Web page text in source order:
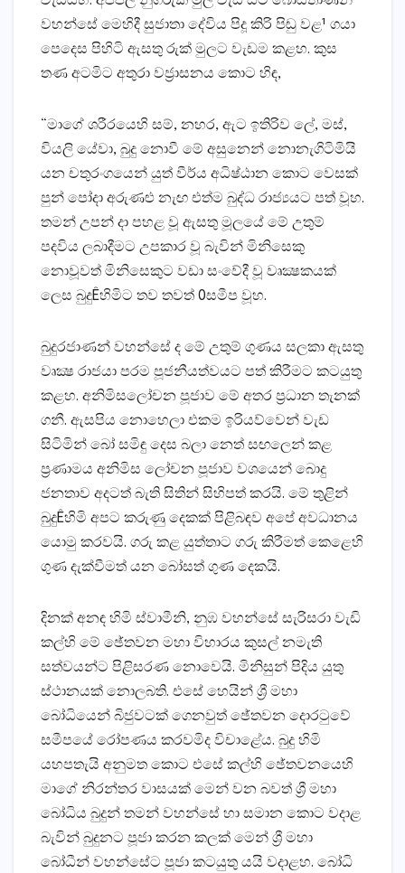
වහන්සේ මෙහිදී සුජාතා දේවිය පිදූ කිරි පිඬු වළ¹ ගයා
පෙදෙස පිහිටි ඇසතු රුක්‌ මුලට වැඩම කළහ. කුස
තණ අටමිට අතුරා වජ්‍රාසනය කොට හිඳ,
“මාගේ ශරීරයෙහි සම්, නහර, ඇට ඉතිරිව ලේ, මස්‌,
වියලි යේවා, බුදු නොවී මේ අසුනෙන් නොනැගිටිමියි
යන චතුරංගයෙන් යුත් වීර්ය අධිෂ්ඨාන කොට වෙසක්‌
පුන් පෝදා අරුණළු නැඟ එත්ම බුද්ධ රාජ්‍යයට පත් වූහ.
තමන් උපන් දා පහළ වූ ඇසතු මූලයේ මේ උතුම්
පදවිය ලබාදීමට උපකාර වූ බැවින් මිනිසෙකු
නොවූවත් මිනිසෙකුට වඩා සංවේදී වූ වෘක්‍ෂකයක්‌
ලෙස බුදුÊහිමිට තව තවත් 0සමීප වූහ.
බුදුරජාණන් වහන්සේ ද මේ උතුම් ගුණය සලකා ඇසතු
වෘක්‍ෂ රාජයා පරම පූජනීයත්වයට පත් කිරීමට කටයුතු
කළහ. අනිමිසලෝචන පූජාව මේ අතර ප්‍රධාන තැනක්‌
ගනී. ඇසපිය නොහෙලා එකම ඉරියව්වෙන් වැඩ
සිටිමින් බෝ සමිඳු දෙස බලා නෙත් සඟලෙන් කළ
ප්‍රණාමය අනිමිස ලෝචන පූජාව වශයෙන් බොදු
ජනතාව අදටත් බැති සිතින් සිහිපත් කරයි. මේ තුළින්
බුදුÊහිමි අපට කරුණු දෙකක්‌ පිළිබඳව අපේ අවධානය
යොමු කරවයි. ගරු කළ යුත්තාට ගරු කිරීමත් කෙළෙහි
ගුණ දැක්‌වීමත් යන බෝසත් ගුණ දෙකයි.
දිනක්‌ අනඳ හිමි ස්‌වාමීනි, නුඹ වහන්සේ සැරිසරා වැඩි
කල්හි මේ ඡේතවන මහා විහාරය කුසල් නමැති
සත්වයන්ට පිළිසරණ නොවෙයි. මිනිසුන් පිදිය යුතු
ස්‌ථානයක්‌ නොලබති. එසේ හෙයින් ශ්‍රී මහා
බෝධියෙන් බිජුවටක්‌ ගෙනවුත් ඡේතවන දොරටුවේ
සමීපයේ රෝපණය කරවමිද විචාළේය. බුදු හිමි
යහපතැයි අනුමත කොට එසේ කල්හි ඡේතවනයෙහි
මාගේ නිරන්තර වාසයක්‌ මෙන් වන බවත් ශ්‍රී මහා
බෝධිය බුදුන් තමන් වහන්සේ හා සමාන කොට වදාළ
බැවින් බුදුනට පූජා කරන කලක්‌ මෙන් ශ්‍රී මහා
බෝධීන් වහන්සේට පූජා කටයුතු යයි වදාළහ. බෝධි